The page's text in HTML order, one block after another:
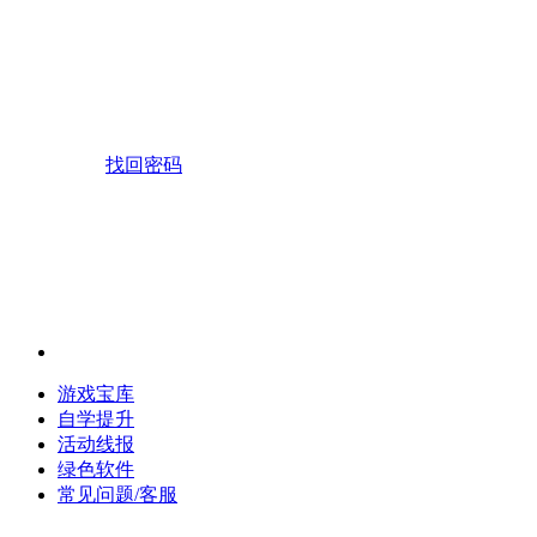
找回密码
游戏宝库
自学提升
活动线报
绿色软件
常见问题/客服